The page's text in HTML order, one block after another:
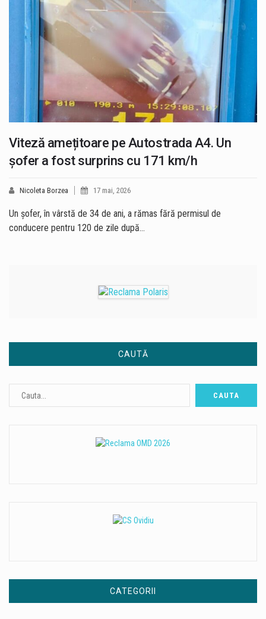
Viteză amețitoare pe Autostrada A4. Un
șofer a fost surprins cu 171 km/h
Nicoleta Borzea 17 mai, 2026
Un șofer, în vârstă de 34 de ani, a rămas fără permisul de
conducere pentru 120 de zile după…
CAUTĂ
CATEGORII